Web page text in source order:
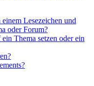
Lesezeichen und
oder Forum?
Thema setzen oder ein